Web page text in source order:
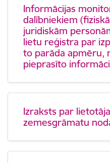
Informācijas
dalībniekiem
juridiskām
lietu reģistra par
to parāda apmēru,
pieprasīto
Izraksts par
zemesgrāmatu